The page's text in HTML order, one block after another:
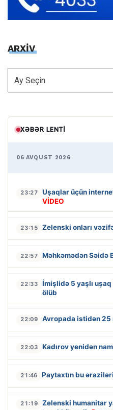
ARXİV
ARXİV
XƏBƏR LENTI
06 AVQUST 2026
23:27 Uşaqlar üçün
VİDEO
23:15 Zelenski onları
22:57 Məhkəmədən Səidə
22:33
İmişlidə 5 yaşlı
ölüb
22:09 Avropada istidən 25
22:03 Kadırov yenidən
21:46 Paytaxtın bu
21:19
Zelenski humanitar